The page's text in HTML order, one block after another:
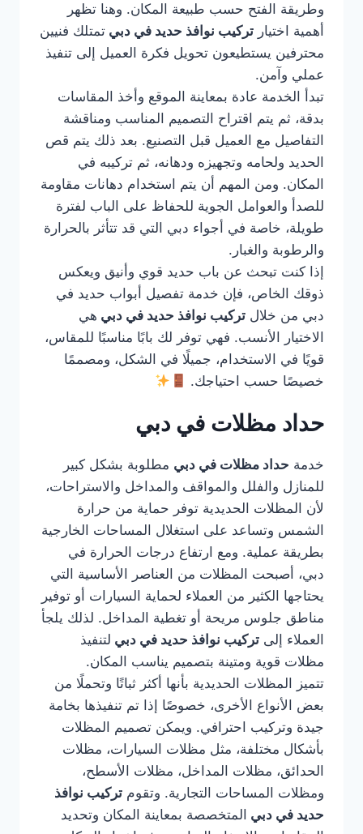
وطريقة الفتح حسب طبيعة المكان. وهنا تظهر
أهمية اختيار تركيب نوافذ حديد في دبي تمتلك فنيين
محترفين يستطيعون تحويل فكرة العميل إلى تنفيذ
عملي وآمن.
تبدأ الخدمة عادة بمعاينة الموقع وأخذ المقاسات
بدقة، ثم يتم اقتراح التصميم المناسب ومناقشة
التفاصيل مع العميل قبل التصنيع. بعد ذلك يتم قص
الحديد ولحامه وتجهيزه ودهانه، ثم تركيبه في
المكان. ومن المهم أن يتم استخدام دهانات مقاومة
للصدأ والعوامل الجوية للحفاظ على الباب لفترة
طويلة، خاصة في أجواء دبي التي قد تتأثر بالحرارة
والرطوبة والغبار.
إذا كنت تبحث عن باب حديد قوي وأنيق ويعكس
ذوقك الخاص، فإن خدمة تفصيل أبواب حديد في
دبي من خلال تركيب نوافذ حديد في دبي هي
الاختيار الأنسب. فهي توفر لك بابًا مناسبًا للمقاس،
قويًا في الاستخدام، جميلًا في الشكل، ومصممًا
خصيصًا حسب احتياجك.
حداد مظلات في دبي
خدمة حداد مظلات في دبي مطلوبة بشكل كبير
للمنازل والفلل والمواقف والمداخل والاستراحات،
لأن المظلات الحديدية توفر حماية من حرارة
الشمس وتساعد على استغلال المساحات الخارجية
بطريقة عملية. ومع ارتفاع درجات الحرارة في
دبي، أصبحت المظلات من العناصر الأساسية التي
يحتاجها الكثير من العملاء لحماية السيارات أو توفير
مناطق جلوس مريحة أو تغطية المداخل. لذلك يلجأ
العملاء إلى تركيب نوافذ حديد في دبي لتنفيذ
مظلات قوية ومتينة بتصميم يناسب المكان.
تتميز المظلات الحديدية بأنها أكثر ثباتًا وتحملًا من
بعض الأنواع الأخرى، خصوصًا إذا تم تنفيذها بخامة
جيدة وتركيب احترافي. ويمكن تصميم المظلات
بأشكال مختلفة، مثل مظلات السيارات، مظلات
الحدائق، مظلات المداخل، مظلات الأسطح،
ومظلات المساحات التجارية. وتقوم تركيب نوافذ
حديد في دبي المتخصصة بمعاينة المكان وتحديد